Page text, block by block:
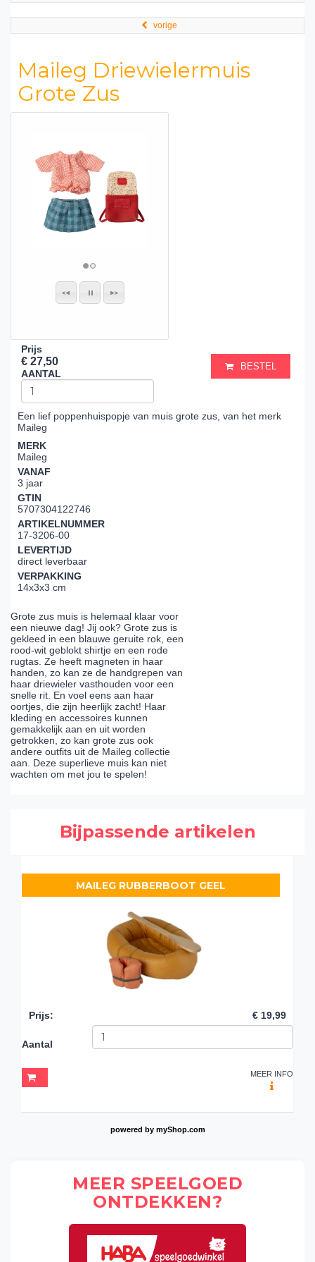
vorige
Maileg Driewielermuis
Grote Zus
Prijs
€ 27,50
AANTAL
BESTEL
Een lief poppenhuispopje van muis grote zus, van het merk
Maileg
MERK
Maileg
VANAF
3 jaar
GTIN
5707304122746
ARTIKELNUMMER
17-3206-00
LEVERTIJD
direct leverbaar
VERPAKKING
14x3x3 cm
Grote zus muis is helemaal klaar voor
een nieuwe dag! Jij ook? Grote zus is
gekleed in een blauwe geruite rok, een
rood-wit geblokt shirtje en een rode
rugtas. Ze heeft magneten in haar
handen, zo kan ze de handgrepen van
haar driewieler vasthouden voor een
snelle rit. En voel eens aan haar
oortjes, die zijn heerlijk zacht! Haar
kleding en accessoires kunnen
gemakkelijk aan en uit worden
getrokken, zo kan grote zus ook
andere outfits uit de Maileg collectie
aan. Deze superlieve muis kan niet
wachten om met jou te spelen!
Bijpassende artikelen
MAILEG RUBBERBOOT GEEL
Prijs: € 19,99
Aantal
MEER INFO
powered by myShop.com
MEER SPEELGOED
ONTDEKKEN?